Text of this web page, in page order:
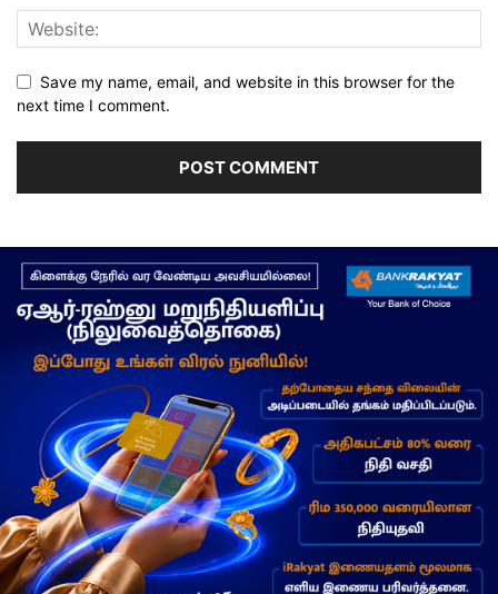
Save my name, email, and website in this browser for the
next time I comment.